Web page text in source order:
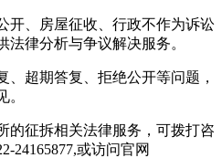
开、房屋征收、行政不作为诉讼
律分析与争议解决服务。
、超期答复、拒绝公开等问题，
。
的征拆相关法律服务，可拨打咨
24165877,或访问官网